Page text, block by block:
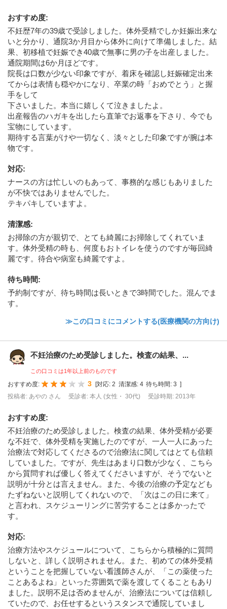
おすすめ度:
不妊歴7年の39歳で受診しました。体外受精でしか妊娠出来な
いと分かり、通院3か月目から体外に向けて準備しました。結
果、初移植で妊娠でき40歳で無事に男の子を出産しました。
通院期間は6か月ほどです。
院長は口数が少ない印象ですが、着床を確認し妊娠確定出来
てからは表情も穏やかになり、卒業の時「おめでとう」と握
手をして
下さいました。本当に嬉しくて泣きましたよ。
出産報告のハガキを出したら直筆でお返事を下さり、今でも
宝物にしています。
期待する言葉がけや一切なく、淡々とした印象ですが腕は本
物です。
対応:
ナースの方は忙しいのもあって、事務的な感じもありました
が不快ではありませんでした。
テキパキしていますよ。
清潔感:
お掃除の方が親切で、とても綺麗にお掃除してくれていま
す。体外受精の時も、何度もおトイレを使うのですが毎回綺
麗です。待合や病室も綺麗ですよ。
待ち時間:
予約制ですが、待ち時間は長いときで3時間でした。混んでま
す。
≫この口コミにコメントする(医療機関の方向け)
不妊治療のため受診しました。検査の結果、...
この口コミは1年以上前のものです
おすすめ度: 3 対応: 2 清潔感: 4 待ち時間: 3
投稿者: あやの さん
受診者: 本人 (女性・ 30代) 受診時期: 2013年
おすすめ度:
不妊治療のため受診しました。検査の結果、体外受精が必要
な不妊で、体外受精を実施したのですが、一人一人にあった
治療法で対応してくださるので治療法に関してはとても信頼
していました。ですが、先生はあまり口数が少なく、こちら
から質問すれば優しく答えてくださいますが、そうでないと
説明が十分とは言えません。また、今後の治療の予定なども
たずねないと説明してくれないので、「次はこの日に来て」
と言われ、スケジューリングに苦労することは多かったで
す。
対応:
治療方法やスケジュールについて、こちらから積極的に質問
しないと、詳しく説明されません。また、初めての体外受精
ということを把握していない看護師さんが、「この薬使った
ことあるよね」といった雰囲気で薬を渡してくることもあり
ました。説明不足は否めませんが、治療法については信頼し
ていたので、お任せするというスタンスで通院していまし